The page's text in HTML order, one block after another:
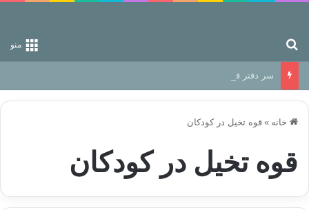
منو
سر دفتر فساد در زمین‌، دوری وکناره‌گیری از راه خداست‌!
خانه » قوه تخیل در کودکان
قوه تخیل در کودکان